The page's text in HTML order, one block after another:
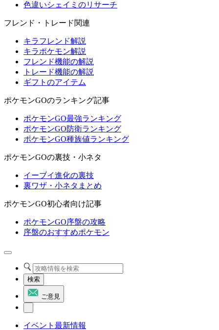
色違いシェイミのリサーチ
フレンド・トレード関連
キラフレンド解説
キラポケモン解説
フレンド機能の解説
トレード機能の解説
ギフトのアイテム
ポケモンGOのランキング記事
ポケモンGO最強ランキング
ポケモンGO防衛ランキング
ポケモンGO種族値ランキング
ポケモンGOの裏技・小ネタ
イーブイ進化の裏技
裏ワザ・小ネタまとめ
ポケモンGO初心者向け記事
ポケモンGO序盤の攻略
序盤のおすすめポケモン
検索
ご意見
イベント最新情報